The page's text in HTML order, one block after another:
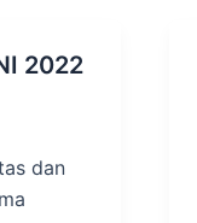
2022
dan